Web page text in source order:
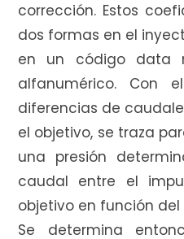
corrección. Estos
dos formas en el
en un código data
alfanumérico. Con
diferencias de
el objetivo, se traza
una presión
caudal entre el
objetivo en función
Se determina